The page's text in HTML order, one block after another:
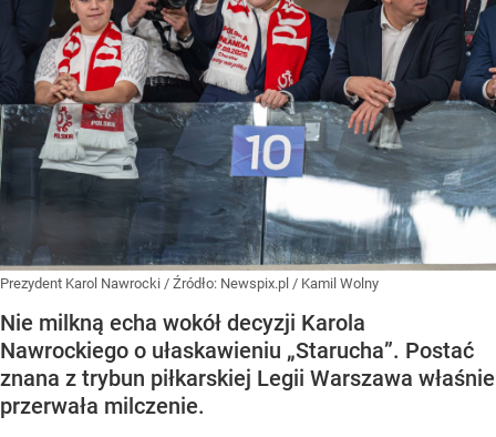
Prezydent Karol Nawrocki / Źródło: Newspix.pl / Kamil Wolny
Nie milkną echa wokół decyzji Karola
Nawrockiego o ułaskawieniu „Starucha”. Postać
znana z trybun piłkarskiej Legii Warszawa właśnie
przerwała milczenie.